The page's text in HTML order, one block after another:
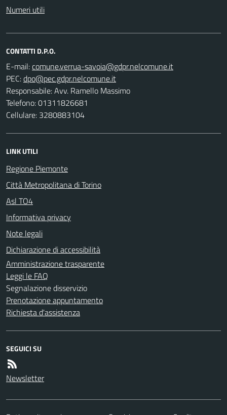
Numeri utili
CONTATTI D.P.O.
E-mail:
PEC:
Responsabile: Avv. Ramello Massimo
Telefono: 01311826681
Cellulare: 3280883104
LINK UTILI
Regione Piemonte
Città Metropolitana di Torino
Asl TO4
Informativa privacy
Note legali
Dichiarazione di accessibilità
Amministrazione trasparente
Leggi le FAQ
Segnalazione disservizio
Prenotazione appuntamento
Richiesta d'assistenza
SEGUICI SU
Newsletter